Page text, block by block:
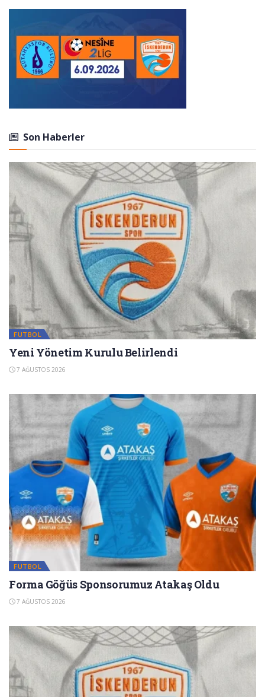
Son Haberler
FUTBOL
Yeni Yönetim Kurulu Belirlendi
7 AĞUSTOS 2026
FUTBOL
Forma Göğüs Sponsorumuz Atakaş Oldu
7 AĞUSTOS 2026